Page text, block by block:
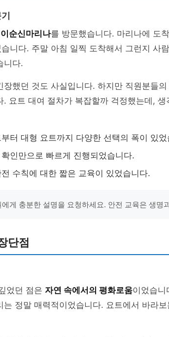
이순신마리나를 방문했습니다. 마리나에 도
니다. 주말 아침 일찍 도착해서 그런지 사
니다.
했던 것도 사실입니다. 하지만 직원분들
. 요트 대여 절차가 복잡할까 걱정했는데,
터 대형 요트까지 다양한 선택의 폭이 있었
인만으로 빠르게 진행되었습니다.
수칙에 대한 짧은 교육이 있었습니다.
게 충분한 설명을 요청하세요. 안전 교육은 생명
단점
었던 점은 자연 속에서의 평화로움이었습니
정말 매력적이었습니다. 요트에서 바라